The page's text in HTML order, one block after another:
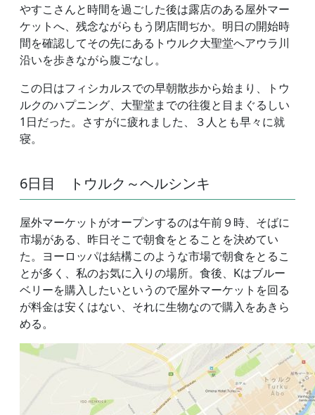
やすこさんと時間を過ごした後は露店のある屋外マー
ケットへ、残念ながらもう閉店間ぢか。明日の開始時
間を確認してその先にあるトウルク大聖堂へアウラ川
沿いを歩きながら腹ごなし。
この日はフィシカルスでの早朝散歩から始まり、トウ
ルクのハプニング、大聖堂までの往復と目まぐるしい
1日だった。さすがに疲れました、３人とも早々に就
寝。
6日目 トウルク～ヘルシンキ
屋外マーケットがオープンするのは午前９時、そばに
市場がある、昨日そこで朝食をとることを決めてい
た。ヨーロッパは結構このような市場で朝食をとるこ
とが多く、私のお気に入りの場所。食後、Kはブルー
ベリーを購入したいというので屋外マーケットを回る
が料金は安くはない、それに生物なので購入をあきら
める。